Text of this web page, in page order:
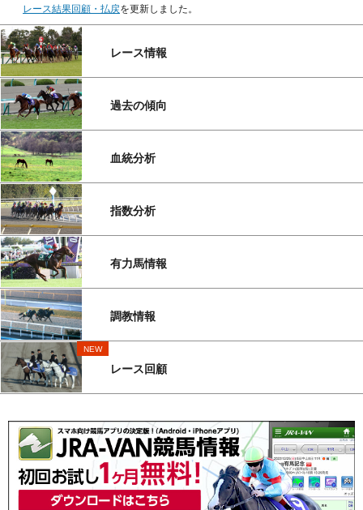
レース結果回顧・払戻を更新しました。
レース情報
過去の傾向
血統分析
指数分析
有力馬情報
調教情報
レース回顧
NEW